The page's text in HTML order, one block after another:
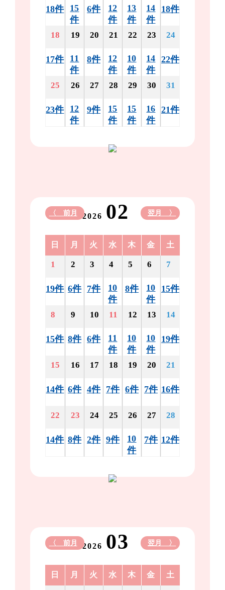
18件
15
件
6件
12
件
13
件
14
件
18件
18
17件
19
11
件
20
8件
21
12
件
22
10
件
23
14
件
24
22件
25
23件
26
12
件
27
9件
28
15
件
29
15
件
30
16
件
31
21件
2026 02
〈 前月 翌月 〉
日 月 火 水 木 金 土
1
19件
2
6件
3
7件
4
10
件
5
8件
6
10
件
7
15件
8
15件
9
8件
10
6件
11
11
件
12
10
件
13
10
件
14
19件
15
14件
16
6件
17
4件
18
7件
19
6件
20
7件
21
16件
22
14件
23
8件
24
2件
25
9件
26
10
件
27
7件
28
12件
2026 03
〈 前月 翌月 〉
日 月 火 水 木 金 土